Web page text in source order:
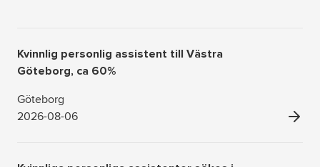
Kvinnlig personlig assistent till Västra
Göteborg, ca 60%
Göteborg
2026-08-06